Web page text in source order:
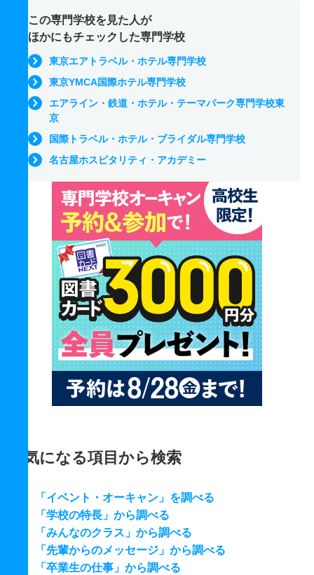
この専門学校を見た人が
ほかにもチェックした専門学校
東京エアトラベル・ホテル専門学校
東京YMCA国際ホテル専門学校
エアライン・鉄道・ホテル・テーマパーク専門学校東
京
国際トラベル・ホテル・ブライダル専門学校
名古屋ホスピタリティ・アカデミー
気になる項目から検索
「イベント・オーキャン」を調べる
「学校の特長」から調べる
「みんなのクラス」から調べる
「先輩からのメッセージ」から調べる
「卒業生の仕事」から調べる